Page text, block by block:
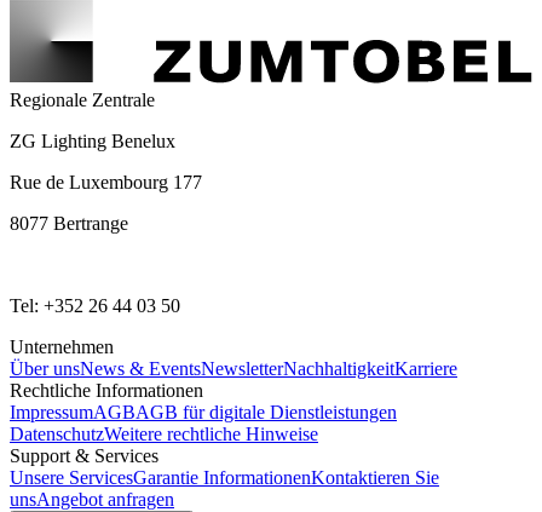
Regionale Zentrale
ZG Lighting Benelux
Rue de Luxembourg 177
8077 Bertrange
Tel: +352 26 44 03 50
Unternehmen
Über unsNews & EventsNewsletterNachhaltigkeitKarriere
Rechtliche Informationen
ImpressumAGBAGB für digitale Dienstleistungen
DatenschutzWeitere rechtliche Hinweise
Support & Services
Unsere ServicesGarantie InformationenKontaktieren Sie
unsAngebot anfragen